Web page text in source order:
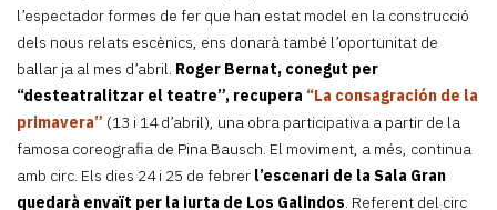
l’espectador formes de fer que han estat model en la construcció
dels nous relats escènics, ens donarà també l’oportunitat de
ballar ja al mes d’abril. Roger Bernat, conegut per
“desteatralitzar el teatre”, recupera “La consagración de la
primavera” (13 i 14 d’abril), una obra participativa a partir de la
famosa coreografia de Pina Bausch. El moviment, a més, continua
amb circ. Els dies 24 i 25 de febrer l’escenari de la Sala Gran
quedarà envaït per la iurta de Los Galindos . Referent del circ